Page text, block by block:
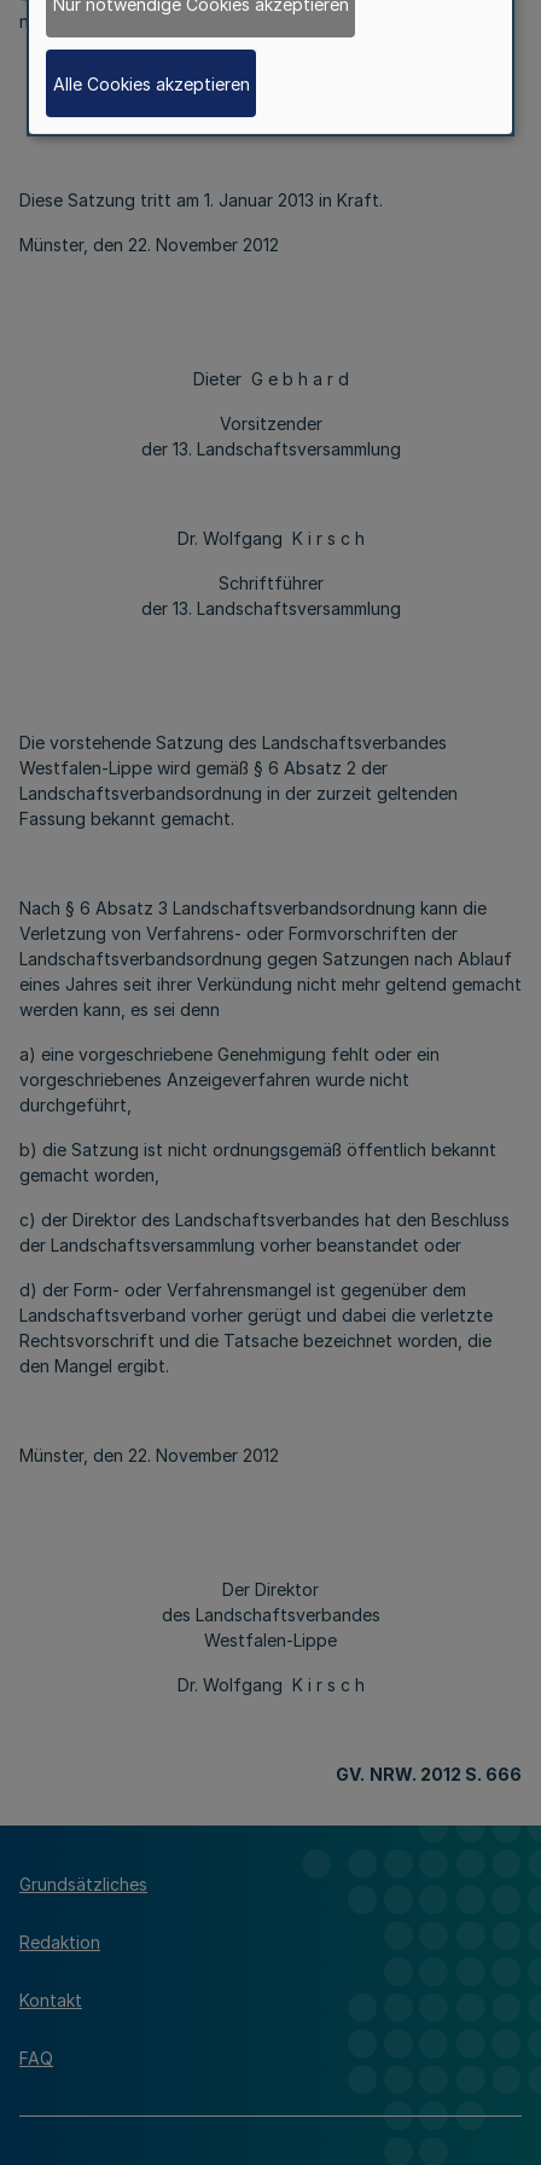
nach der Anzahl der Minuten anteilig berechnet.“
Artikel 2
Diese Satzung tritt am 1. Januar 2013 in Kraft.
Münster, den 22. November 2012
Dieter G e b h a r d
Vorsitzender
der 13. Landschaftsversammlung
Dr. Wolfgang K i r s c h
Schriftführer
der 13. Landschaftsversammlung
Die vorstehende Satzung des Landschaftsverbandes
Westfalen-Lippe wird gemäß § 6 Absatz 2 der
Landschaftsverbandsordnung in der zurzeit geltenden
Fassung bekannt gemacht.
Nach § 6 Absatz 3 Landschaftsverbandsordnung kann die
Verletzung von Verfahrens- oder Formvorschriften der
Landschaftsverbandsordnung gegen Satzungen nach Ablauf
eines Jahres seit ihrer Verkündung nicht mehr geltend gemacht
werden kann, es sei denn
a) eine vorgeschriebene Genehmigung fehlt oder ein
vorgeschriebenes Anzeigeverfahren wurde nicht
durchgeführt,
b) die Satzung ist nicht ordnungsgemäß öffentlich bekannt
gemacht worden,
c) der Direktor des Landschaftsverbandes hat den Beschluss
der Landschaftsversammlung vorher beanstandet oder
d) der Form- oder Verfahrensmangel ist gegenüber dem
Landschaftsverband vorher gerügt und dabei die verletzte
Rechtsvorschrift und die Tatsache bezeichnet worden, die
den Mangel ergibt.
Münster, den 22. November 2012
Der Direktor
des Landschaftsverbandes
Westfalen-Lippe
Dr. Wolfgang K i r s c h
GV. NRW. 2012 S. 666
Grundsätzliches
Redaktion
Kontakt
FAQ
Alle Cookies akzeptieren